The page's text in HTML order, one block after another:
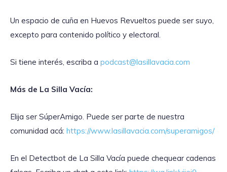
Un espacio de cuña en Huevos Revueltos puede ser suyo,
excepto para contenido político y electoral.
Si tiene interés, escriba a podcast@lasillavacia.com
Más de La Silla Vacía:
Elija ser SúperAmigo. Puede ser parte de nuestra
comunidad acá: https://www.lasillavacia.com/superamigos/
En el Detectbot de La Silla Vacía puede chequear cadenas